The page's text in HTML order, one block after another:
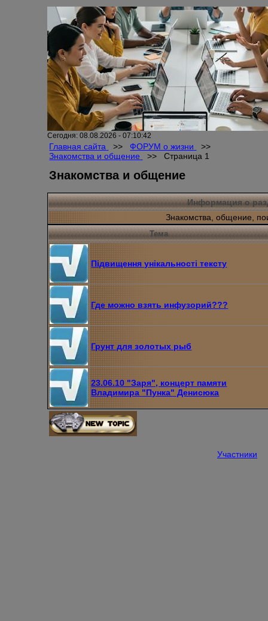
Сегодня: 08.08.2026 - 07:10:42
Главная сайта >> ФОРУМ о жизни
>>
Знакомства и общение
>>Страница 1
Знакомства и общение
Информация о
Знакомства, общение,
Тема
Підвищення унікальності тексту
Где можно взять инфузорий???
Грунт для золотых рыб
23.06.10 "Заря", концерт памяти
Владимира "Пунка" Денисюка
Участники